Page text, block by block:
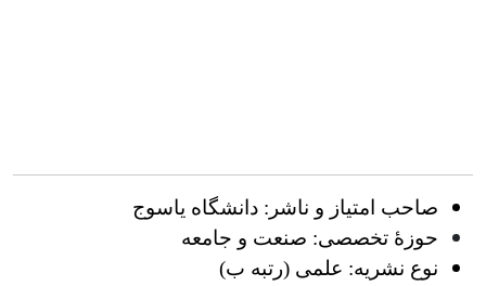
صاحب امتیاز و ناشر: دانشگاه یاسوج
حوزۀ تخصصی: صنعت و جامعه
نوع نشریه: علمی (رتبه ب)